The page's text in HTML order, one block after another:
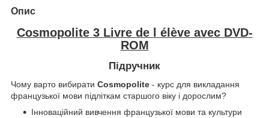
Опис
Cosmopolite 3 Livre de l élève avec DVD-
ROM
Підручник
Чому варто вибирати Cosmopolite - курс для викладання
французької мови підліткам старшого віку і дорослим?
Інноваційний вивчення французької мови та культури